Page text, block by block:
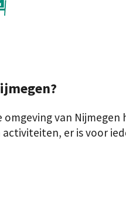
?
van
er is voor